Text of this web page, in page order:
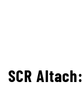
SCR Altach: